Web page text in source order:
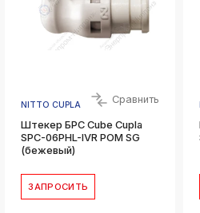
NITTO CUPLA Сравнить
Штекер БРС Cube Cupla
SPC-06PHL-IVR POM SG
(бежевый)
ЗАПРОСИТЬ